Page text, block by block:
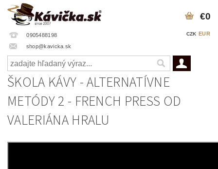
0905488198
shop@kavicka.sk
CZK EUR
€0
ŠKOLA KÁVY - ALTERNATÍVNE
METÓDY 2 - FRENCH PRESS OD
VALERIÁNA HRALU